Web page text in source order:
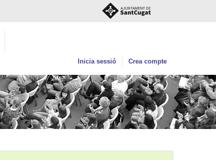
Inicia sessió Crea compte